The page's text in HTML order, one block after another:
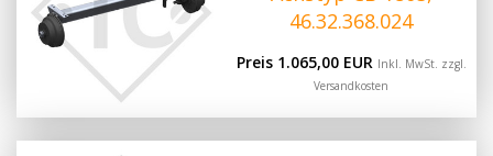
46.32.368.024
Preis 1.065,00 EUR Inkl. MwSt. zzgl.
Versandkosten